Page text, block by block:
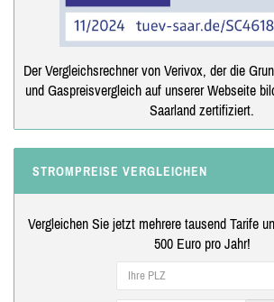
Der Vergleichsrechner von Verivox, der die
und Gaspreisvergleich auf unserer Webseite
Saarland zertifiziert.
STROMPREISE VERGLEICHEN
Vergleichen Sie jetzt mehrere tausend Tarife
500 Euro pro Jahr!